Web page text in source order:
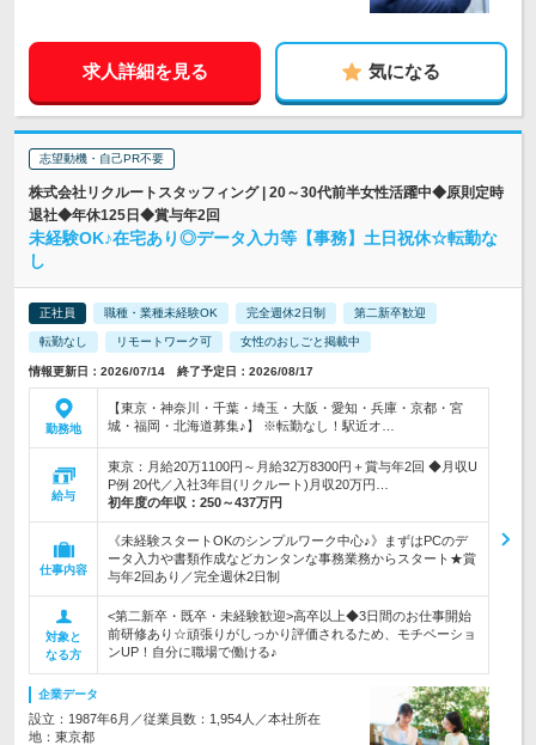
求人詳細を見る 気になる
志望動機・自己PR不要
株式会社リクルートスタッフィング | 20～30代前半女性活躍中◆原則定時
退社◆年休125日◆賞与年2回
未経験OK♪在宅あり◎データ入力等【事務】土日祝休☆転勤な
し
正社員 職種・業種未経験OK 完全週休2日制 第二新卒歓迎
転勤なし リモートワーク可 女性のおしごと掲載中
情報更新日：2026/07/14 終了予定日：2026/08/17
勤務地
【東京・神奈川・千葉・埼玉・大阪・愛知・兵庫・京都・宮
城・福岡・北海道募集♪】 ※転勤なし！駅近オ…
給与
東京：月給20万1100円～月給32万8300円＋賞与年2回 ◆月収U
P例 20代／入社3年目(リクルート)月収20万円…
初年度の年収： 250～437万円
仕事内容
《未経験スタートOKのシンプルワーク中心♪》まずはPCのデ
ータ入力や書類作成などカンタンな事務業務からスタート★賞
与年2回あり／完全週休2日制
対象と
なる方
<第二新卒・既卒・未経験歓迎>高卒以上◆3日間のお仕事開始
前研修あり☆頑張りがしっかり評価されるため、モチベーショ
ンUP！自分に職場で働ける♪
企業データ
設立：1987年6月／従業員数：1,954人／本社所在
地：東京都